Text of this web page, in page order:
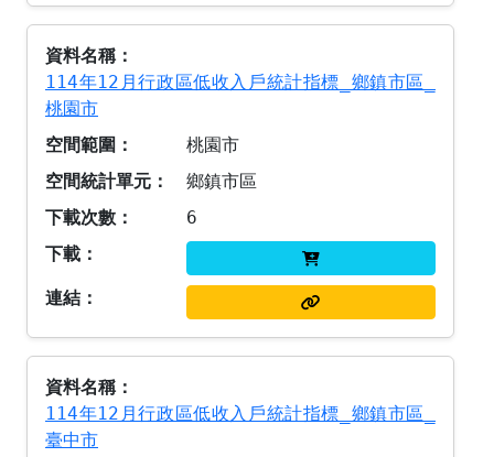
114年12月行政區低收入戶統計指標_鄉鎮市區_
桃園市
桃園市
鄉鎮市區
6
114年12月行政區低收入戶統計指標_鄉鎮市區_
臺中市